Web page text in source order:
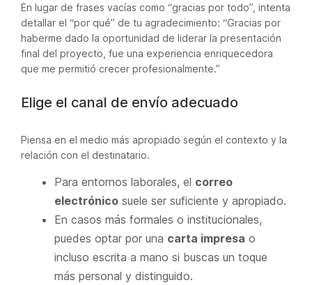
En lugar de frases vacías como “gracias por todo”, intenta
detallar el “por qué” de tu agradecimiento: “Gracias por
haberme dado la oportunidad de liderar la presentación
final del proyecto, fue una experiencia enriquecedora
que me permitió crecer profesionalmente.”
Elige el canal de envío adecuado
Piensa en el medio más apropiado según el contexto y la
relación con el destinatario.
Para entornos laborales, el correo
electrónico suele ser suficiente y apropiado.
En casos más formales o institucionales,
puedes optar por una carta impresa o
incluso escrita a mano si buscas un toque
más personal y distinguido.